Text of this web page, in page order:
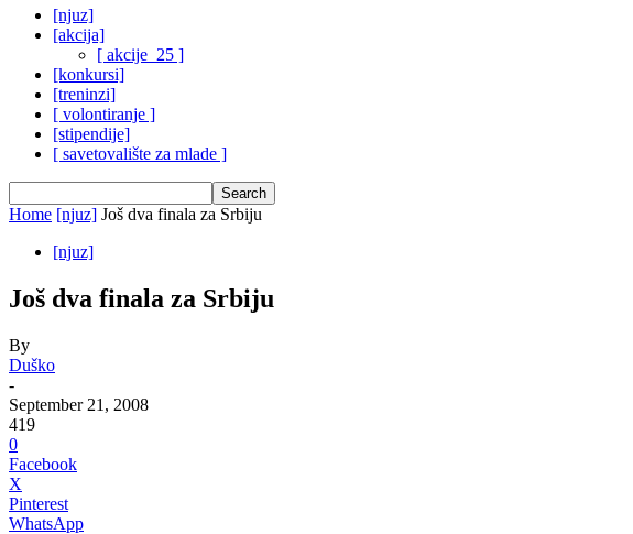
[njuz]
[akcija]
[ akcije_25 ]
[konkursi]
[treninzi]
[ volontiranje ]
[stipendije]
[ savetovalište za mlade ]
Home [njuz] Još dva finala za Srbiju
[njuz]
Još dva finala za Srbiju
By
Duško
-
September 21, 2008
419
0
Facebook
X
Pinterest
WhatsApp